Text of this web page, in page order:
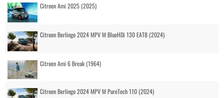
Citroen Ami 2025 (2025)
Citroen Berlingo 2024 MPV M BlueHDi 130 EAT8 (2024)
Citroen Ami 6 Break (1964)
Citroen Berlingo 2024 MPV M PureTech 110 (2024)